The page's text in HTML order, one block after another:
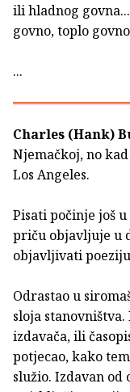
ili hladnog
govno, toplo
...
Charles (Hank)
Njemačkoj, no
Los Angeles.
Pisati počinje još
priču objavljuje u
objavljivati
Odrastao u
sloja
izdavača, ili
potjecao, kako
služio. Izdavan